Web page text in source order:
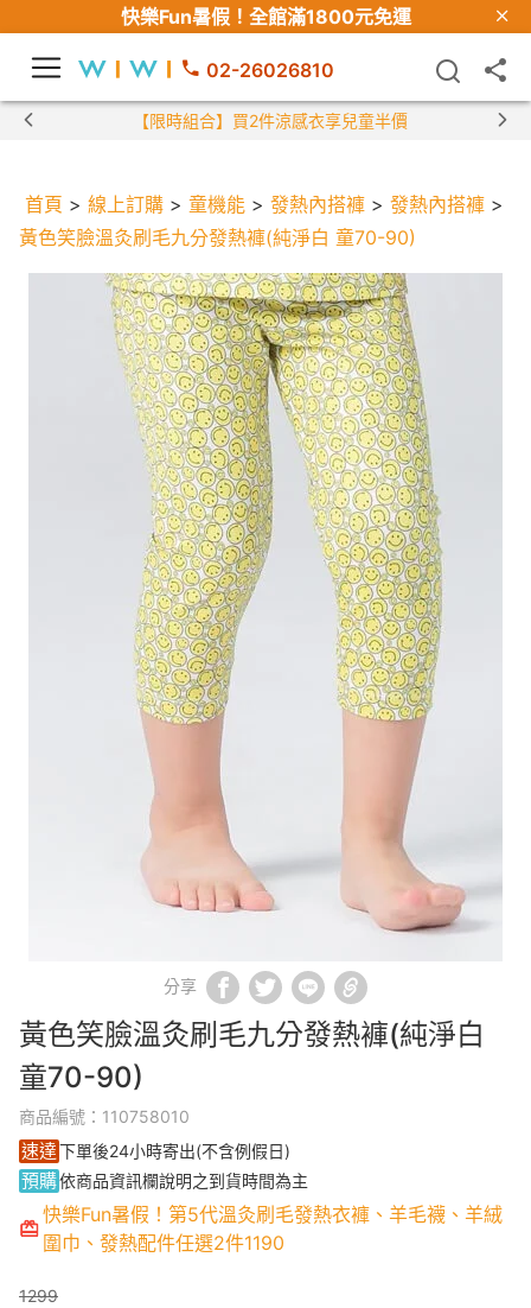
快樂Fun暑假！ 全館滿1800元免運
02-26026810
【限時組合】買2件涼感衣享兒童半價
首頁 > 線上訂購 > 童機能 > 發熱內搭褲 > 發熱內搭褲 >
黃色笑臉溫灸刷毛九分發熱褲(純淨白 童70-90)
分享
黃色笑臉溫灸刷毛九分發熱褲(純淨白
童70-90)
商品編號：110758010
速達下單後24小時寄出(不含例假日)
預購依商品資訊欄說明之到貨時間為主
快樂Fun暑假！第5代溫灸刷毛發熱衣褲、羊毛襪、羊絨
圍巾、發熱配件任選2件1190
1299